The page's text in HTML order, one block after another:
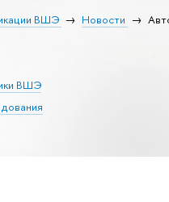
ВШЭ Новости
ВШЭ